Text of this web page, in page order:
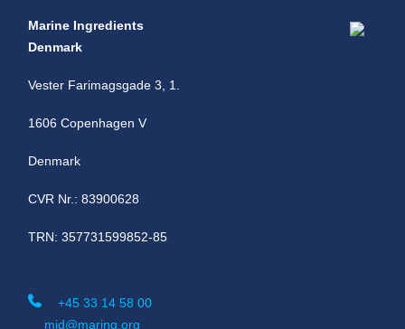
Marine Ingredients
Denmark
Vester Farimagsgade 3, 1.
1606 Copenhagen V
Denmark
CVR Nr.: 83900628
TRN: 357731599852-85
+45 33 14 58 00
mid@maring.org